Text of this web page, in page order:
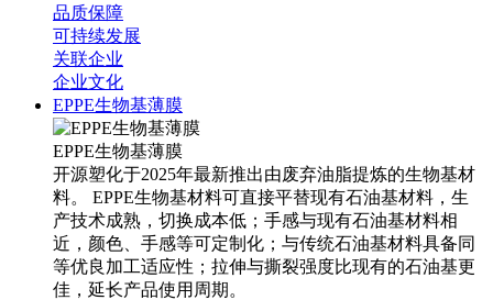
品质保障
可持续发展
关联企业
企业文化
EPPE生物基薄膜
EPPE生物基薄膜
开源塑化于2025年最新推出由废弃油脂提炼的生物基材
料。 EPPE生物基材料可直接平替现有石油基材料，生
产技术成熟，切换成本低；手感与现有石油基材料相
近，颜色、手感等可定制化；与传统石油基材料具备同
等优良加工适应性；拉伸与撕裂强度比现有的石油基更
佳，延长产品使用周期。